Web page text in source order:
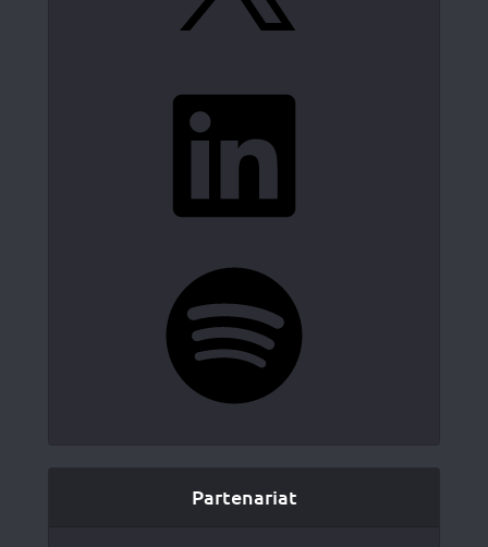
Partenariat